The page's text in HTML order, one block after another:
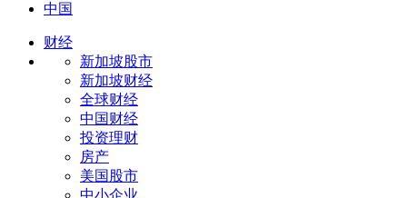
中国
财经
新加坡股市
新加坡财经
全球财经
中国财经
投资理财
房产
美国股市